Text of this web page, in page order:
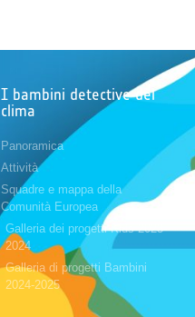
I bambini detective del
clima
Panoramica
Attività
Squadre e mappa della
Comunità Europea
Galleria dei progetti Kids 2023-
2024
Galleria di progetti Bambini
2024-2025